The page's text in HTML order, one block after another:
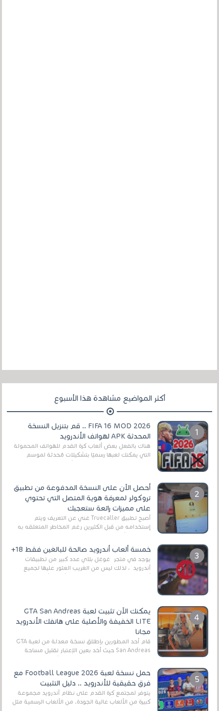
أكثر المواضيع مشاهدة هذا الأسبوع
FIFA 16 MOD 2026 .. قم بتنزيل النسخة
المحدثة APK لهواتف الأندرويد
هناك بالفعل بعض ألعاب كرة القدم للهواتف المحمولة
التي يمكنك لعبها رسميًا بتشكيلات مُحدثة لموسم
أحصل الآن على النسخة المدفوعة من تطبيق
تروكولر لمعرفة هوية المتصل التي تحتوي
على مميزات رائعة ستعجبك
أصبح تطبيق Truecaller غني عن التعريف ويتم
إستخدامه من قبل الكثيرين رغم المخاطر المتعلقه به
خمسة ألعاب أندرويد صالحة للبالغين فقط 18+
يوجد في متجر غوغل بلاي عدد كبير من تطبيقات
أندرويد ، لذلك ليس من الغريب العثور عليها لجميع
يمكنك الآن تثبيت لعبة GTA San Andreas
LITE الخفيفة والأصلية على هاتفك الأندرويد
مجانا
قام أحد المطورين بإطلاق نسخة معدلة من لعبة GTA
San Andreas حيث أخد بعين الإعتبار تقليل مساحة
حمل نسخة لعبة Football League 2026 مع
فرق حقيقية للأندرويد .. دليل التثبيت
يتوفر لمجتمع كرة القدم على نظام أندرويد مجموعة
كبيرة من الألعاب عالية الجودة. من الألعاب الرسمية مثل